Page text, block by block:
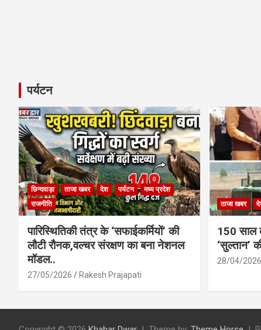
पर्यटन
छिन्दवाड़ा ताजा खबर देश पर्यटन
मध्य प्रदेश
राजनीति
पारिस्थितिकी तंत्र के ‘सफाईकर्मियों’ की
लौटी रौनक,वल्चर संरक्षण का बना नेशनल
मॉडल..
27/05/2026 Rakesh Prajapati
ताजा खबर
150 साल
‘सुल्तान’
28/04/2026